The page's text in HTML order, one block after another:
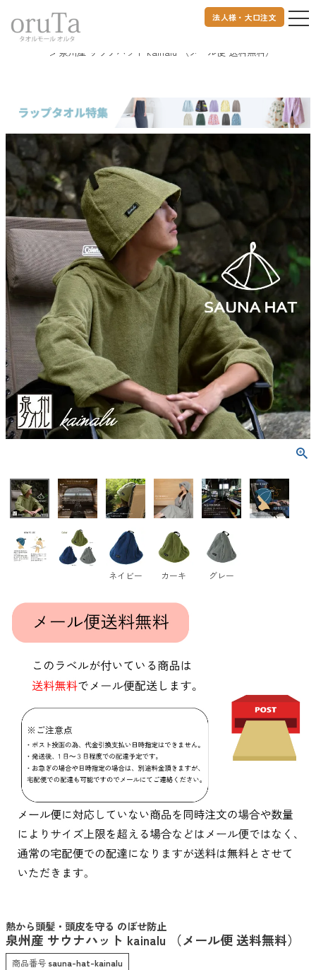
法人様・大口注文
トップページ
サウナハット
泉州産 サウナハット kainalu （メール便 送料無料）
ネイビー カーキ グレー
熱から頭髪・頭皮を守る のぼせ防止
泉州産 サウナハット kainalu （メール便 送料無料）
商品番号 sauna-hat-kainalu